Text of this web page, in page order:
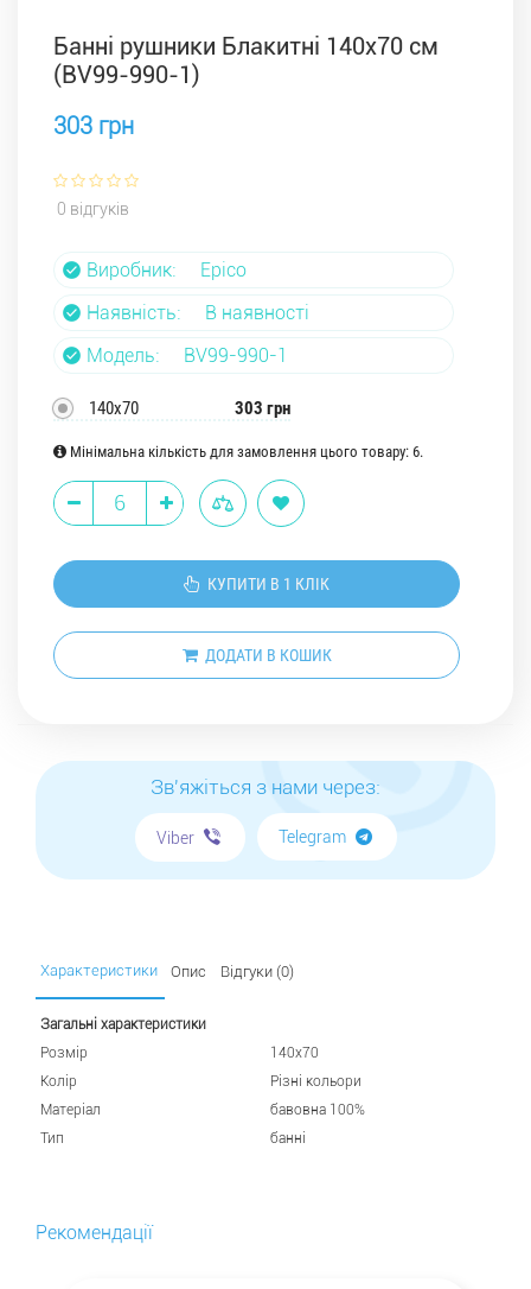
Банні рушники Блакитні 140x70 см
(ВV99-990-1)
303 грн
0 відгуків
Виробник:
Epico
Наявність:
В наявності
Модель:
ВV99-990-1
140х70 303 грн
Мінімальна кількість для замовлення цього товару: 6.
КУПИТИ В 1 КЛІК
ДОДАТИ В КОШИК
Зв'яжіться з нами через:
Viber Telegram
Характеристики Опис Відгуки (0)
Загальні характеристики
Розмір
140х70
Колір
Різні кольори
Матеріал
бавовна 100%
Тип
банні
Рекомендації